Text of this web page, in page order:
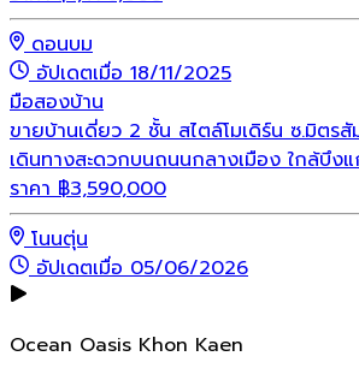
ดอนบม
อัปเดตเมื่อ 18/11/2025
มือสองบ้าน
ขายบ้านเดี่ยว 2 ชั้น สไตล์โมเดิร์น ซ.มิตร
เดินทางสะดวกบนถนนกลางเมือง ใกล้บึง
ราคา ฿3,590,000
โนนตุ่น
อัปเดตเมื่อ 05/06/2026
Ocean Oasis Khon Kaen